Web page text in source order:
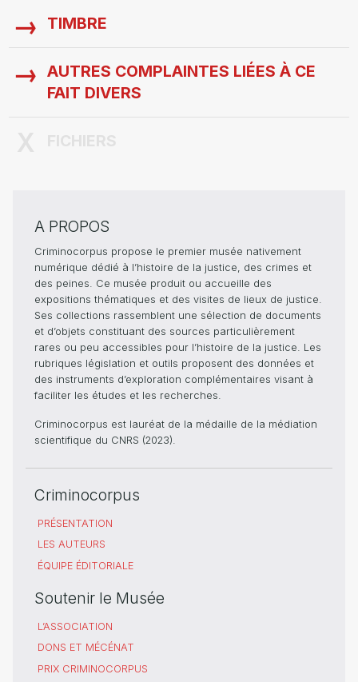
TIMBRE
AUTRES COMPLAINTES LIÉES À CE
FAIT DIVERS
A PROPOS
Criminocorpus propose le premier musée nativement
numérique dédié à l’histoire de la justice, des crimes et
des peines. Ce musée produit ou accueille des
expositions thématiques et des visites de lieux de justice.
Ses collections rassemblent une sélection de documents
et d’objets constituant des sources particulièrement
rares ou peu accessibles pour l’histoire de la justice. Les
rubriques législation et outils proposent des données et
des instruments d’exploration complémentaires visant à
faciliter les études et les recherches.
Criminocorpus est lauréat de la médaille de la médiation
scientifique du CNRS (2023).
Criminocorpus
PRÉSENTATION
LES AUTEURS
ÉQUIPE ÉDITORIALE
Soutenir le Musée
L’ASSOCIATION
DONS ET MÉCÉNAT
PRIX CRIMINOCORPUS